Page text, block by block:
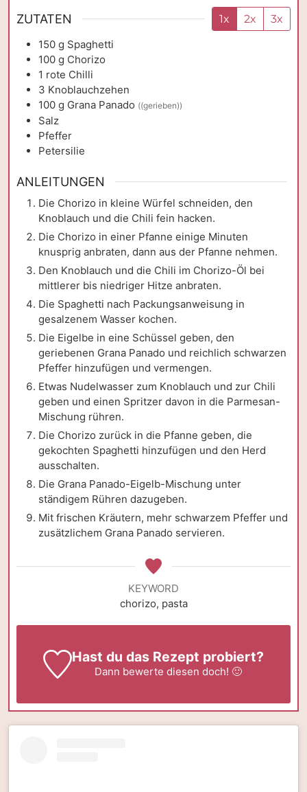
ZUTATEN 1x 2x
3x
150 g Spaghetti
100 g Chorizo
1 rote Chilli
3 Knoblauchzehen
100 g Grana Panado ((gerieben))
Salz
Pfeffer
Petersilie
ANLEITUNGEN
Die Chorizo in kleine Würfel schneiden, den
Knoblauch und die Chili fein hacken.
Die Chorizo in einer Pfanne einige Minuten
knusprig anbraten, dann aus der Pfanne nehmen.
Den Knoblauch und die Chili im Chorizo-Öl bei
mittlerer bis niedriger Hitze anbraten.
Die Spaghetti nach Packungsanweisung in
gesalzenem Wasser kochen.
Die Eigelbe in eine Schüssel geben, den
geriebenen Grana Panado und reichlich schwarzen
Pfeffer hinzufügen und vermengen.
Etwas Nudelwasser zum Knoblauch und zur Chili
geben und einen Spritzer davon in die Parmesan-
Mischung rühren.
Die Chorizo zurück in die Pfanne geben, die
gekochten Spaghetti hinzufügen und den Herd
ausschalten.
Die Grana Panado-Eigelb-Mischung unter
ständigem Rühren dazugeben.
Mit frischen Kräutern, mehr schwarzem Pfeffer und
zusätzlichem Grana Panado servieren.
KEYWORD
chorizo, pasta
Hast du das Rezept probiert?
Dann bewerte diesen doch! 🙂